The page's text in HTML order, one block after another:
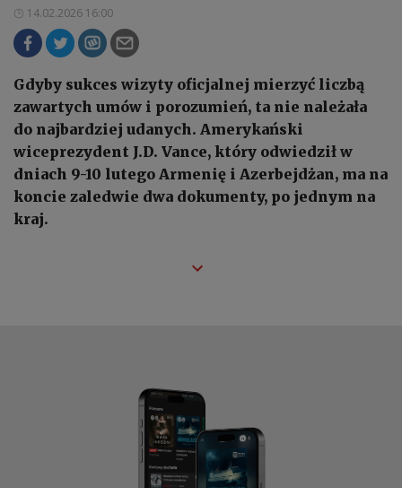
14.02.2026 16:00
Gdyby sukces wizyty oficjalnej mierzyć liczbą
zawartych umów i porozumień, ta nie należała
do najbardziej udanych. Amerykański
wiceprezydent J.D. Vance, który odwiedził w
dniach 9-10 lutego Armenię i Azerbejdżan, ma na
koncie zaledwie dwa dokumenty, po jednym na
kraj.